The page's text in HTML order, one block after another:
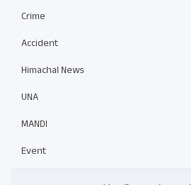
Crime
Accident
Himachal News
UNA
MANDI
Event